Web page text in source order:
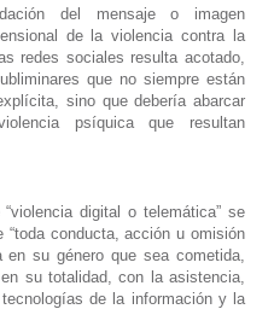
del mensaje o imagen
de la violencia contra la
redes sociales resulta acotado,
que no siempre están
sino que debería abarcar
psíquica que resultan
digital o telemática” se
conducta, acción u omisión
su género que sea cometida,
su totalidad, con la asistencia,
de la información y la